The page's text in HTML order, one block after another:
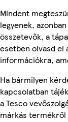
Mindent
legyenek,
összetevők, a
esetben olvasd el
információkra,
Ha bármilyen
kapcsolatban
a Tesco
márkás termékről